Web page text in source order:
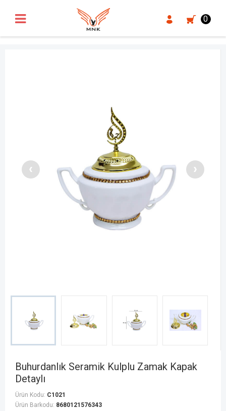
0
Buhurdanlık Seramik Kulplu Zamak Kapak
Detaylı
Ürün Kodu: C1021
Ürün Barkodu: 8680121576343